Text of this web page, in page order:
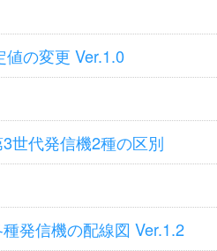
値の変更 Ver.1.0
世代発信機2種の区別
発信機の配線図 Ver.1.2